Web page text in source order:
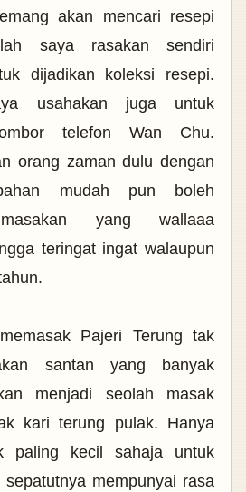
akan mencari resepi
saya rasakan sendiri
dijadikan koleksi resepi.
usahakan juga untuk
telefon Wan Chu.
orang zaman dulu dengan
mudah pun boleh
yang wallaaa
teringat ingat walaupun
Pajeri Terung tak
santan yang banyak
menjadi seolah masak
kari terung pulak. Hanya
paling kecil sahaja untuk
mempunyai rasa